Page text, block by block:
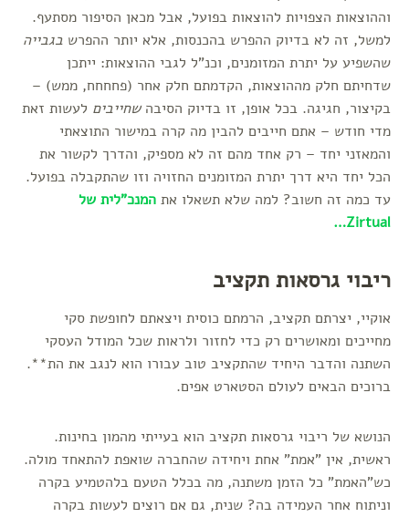
וההוצאות הצפויות להוצאות בפועל, אבל מכאן הסיפור מסתעף.
למשל, זה לא בדיוק ההפרש בהכנסות, אלא יותר ההפרש בגבייה
שהשפיע על יתרת המזומנים, וכנ"ל לגבי ההוצאות: ייתכן
שדחיתם חלק מההוצאות, הקדמתם חלק אחר (פחחחח, ממש) –
בקיצור, חגיגה. בכל אופן, זו בדיוק הסיבהשחייבים לעשות זאת
מדי חודש – אתם חייבים להבין מה קרה במישור התוצאתי
והמאזני יחד – רק אחד מהם זה לא מספיק, והדרך לקשור את
הכל יחד היא דרך יתרת המזומנים החזויה וזו שהתקבלה בפועל.
עד כמה זה חשוב? למה שלא תשאלו את המנכ"לית של
Zirtual…
ריבוי גרסאות תקציב
אוקיי, יצרתם תקציב, הרמתם כוסית ויצאתם לחופשת סקי
מחייכים ומאושרים רק כדי לחזור ולראות שכל המודל העסקי
השתנה והדבר היחיד שהתקציב טוב עבורו הוא לנגב את הת**.
ברוכים הבאים לעולם הסטארט אפים.
הנושא של ריבוי גרסאות תקציב הוא בעייתי מהמון בחינות.
ראשית, אין "אמת" אחת ויחידה שהחברה שואפת להתאחד מולה.
כש"האמת" כל הזמן משתנה, מה בכלל הטעם בלהטמיע בקרה
וניתוח אחר העמידה בה? שנית, גם אם רוצים לעשות בקרה